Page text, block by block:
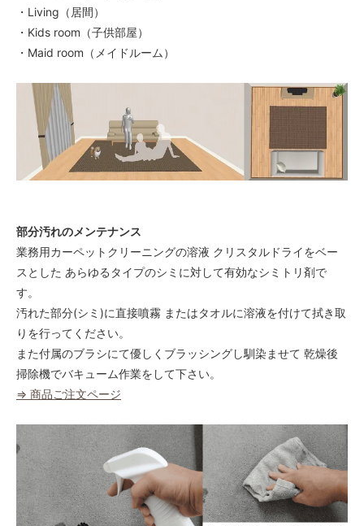
・Living（居間）
・Kids room（子供部屋）
・Maid room（メイドルーム）
部分汚れのメンテナンス
業務用カーペットクリーニングの溶液 クリスタルドライをベー
スとした あらゆるタイプのシミに対して有効なシミトリ剤で
す。
汚れた部分(シミ)に直接噴霧 またはタオルに溶液を付けて拭き取
りを行ってください。
また付属のブラシにて優しくブラッシングし馴染ませて 乾燥後
掃除機でバキューム作業をして下さい。
⇒ 商品ご注文ページ